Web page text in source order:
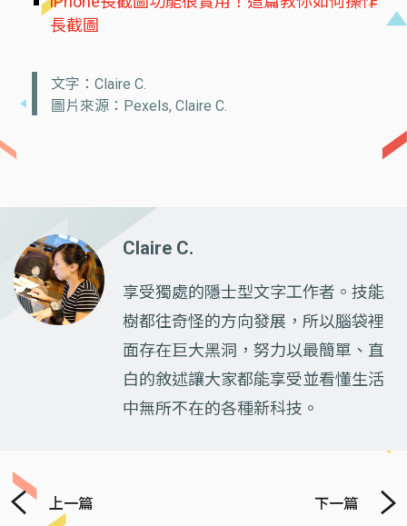
長截圖
文字：Claire C.
圖片來源：Pexels, Claire C.
Claire C.
享受獨處的隱士型文字工作者。技能
樹都往奇怪的方向發展，所以腦袋裡
面存在巨大黑洞，努力以最簡單、直
白的敘述讓大家都能享受並看懂生活
中無所不在的各種新科技。
上一篇 下一篇